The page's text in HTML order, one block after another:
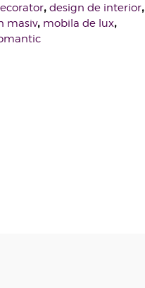
,design de interior,
masiv, mobila de lux,